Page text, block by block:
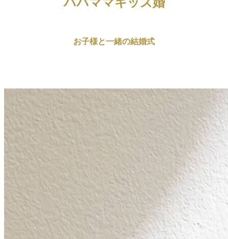
お子様と一緒の結婚式